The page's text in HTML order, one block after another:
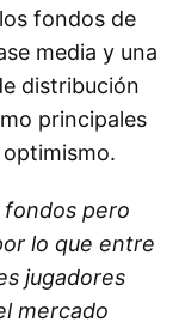
fondos de
media y una
distribución
principales
fondos pero
lo que entre
jugadores
mercado